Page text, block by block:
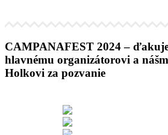
CAMPANAFEST 2024 –
hlavnému organizátorovi a
Holkovi za pozvanie